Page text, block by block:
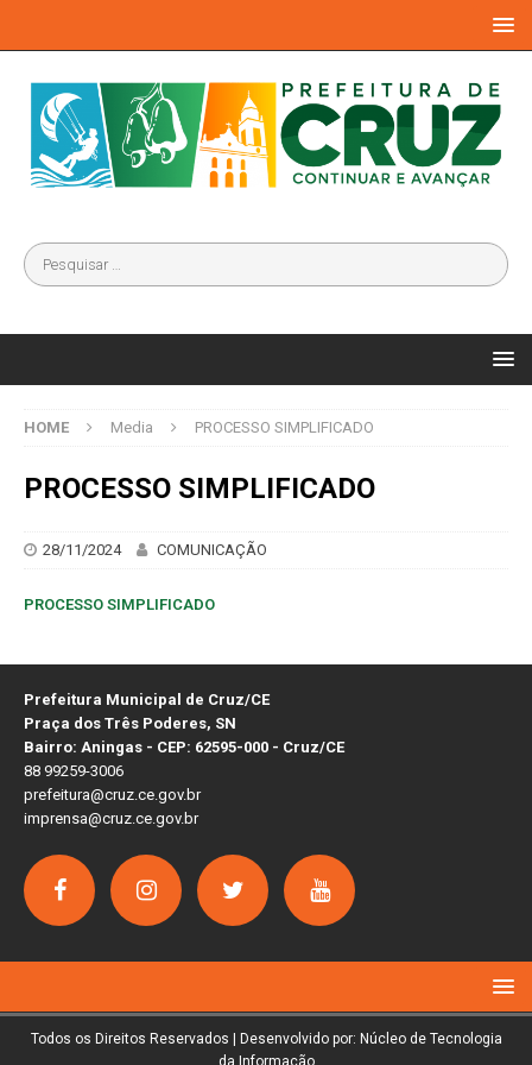
HOME Media PROCESSO SIMPLIFICADO
PROCESSO SIMPLIFICADO
28/11/2024 COMUNICAÇÃO
PROCESSO SIMPLIFICADO
Prefeitura Municipal de Cruz/CE
Praça dos Três Poderes, SN
Bairro: Aningas - CEP: 62595-000 - Cruz/CE
88 99259-3006
prefeitura@cruz.ce.gov.br
imprensa@cruz.ce.gov.br
Todos os Direitos Reservados | Desenvolvido por: Núcleo de Tecnologia
da Informação